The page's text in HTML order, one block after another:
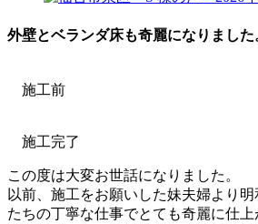
外壁とベランダ床も奇麗になりました
施工前
施工完了
この度は大変お世話になりました。
以前、施工をお願いした妹夫婦より
たちの丁寧な仕事でとても奇麗に仕